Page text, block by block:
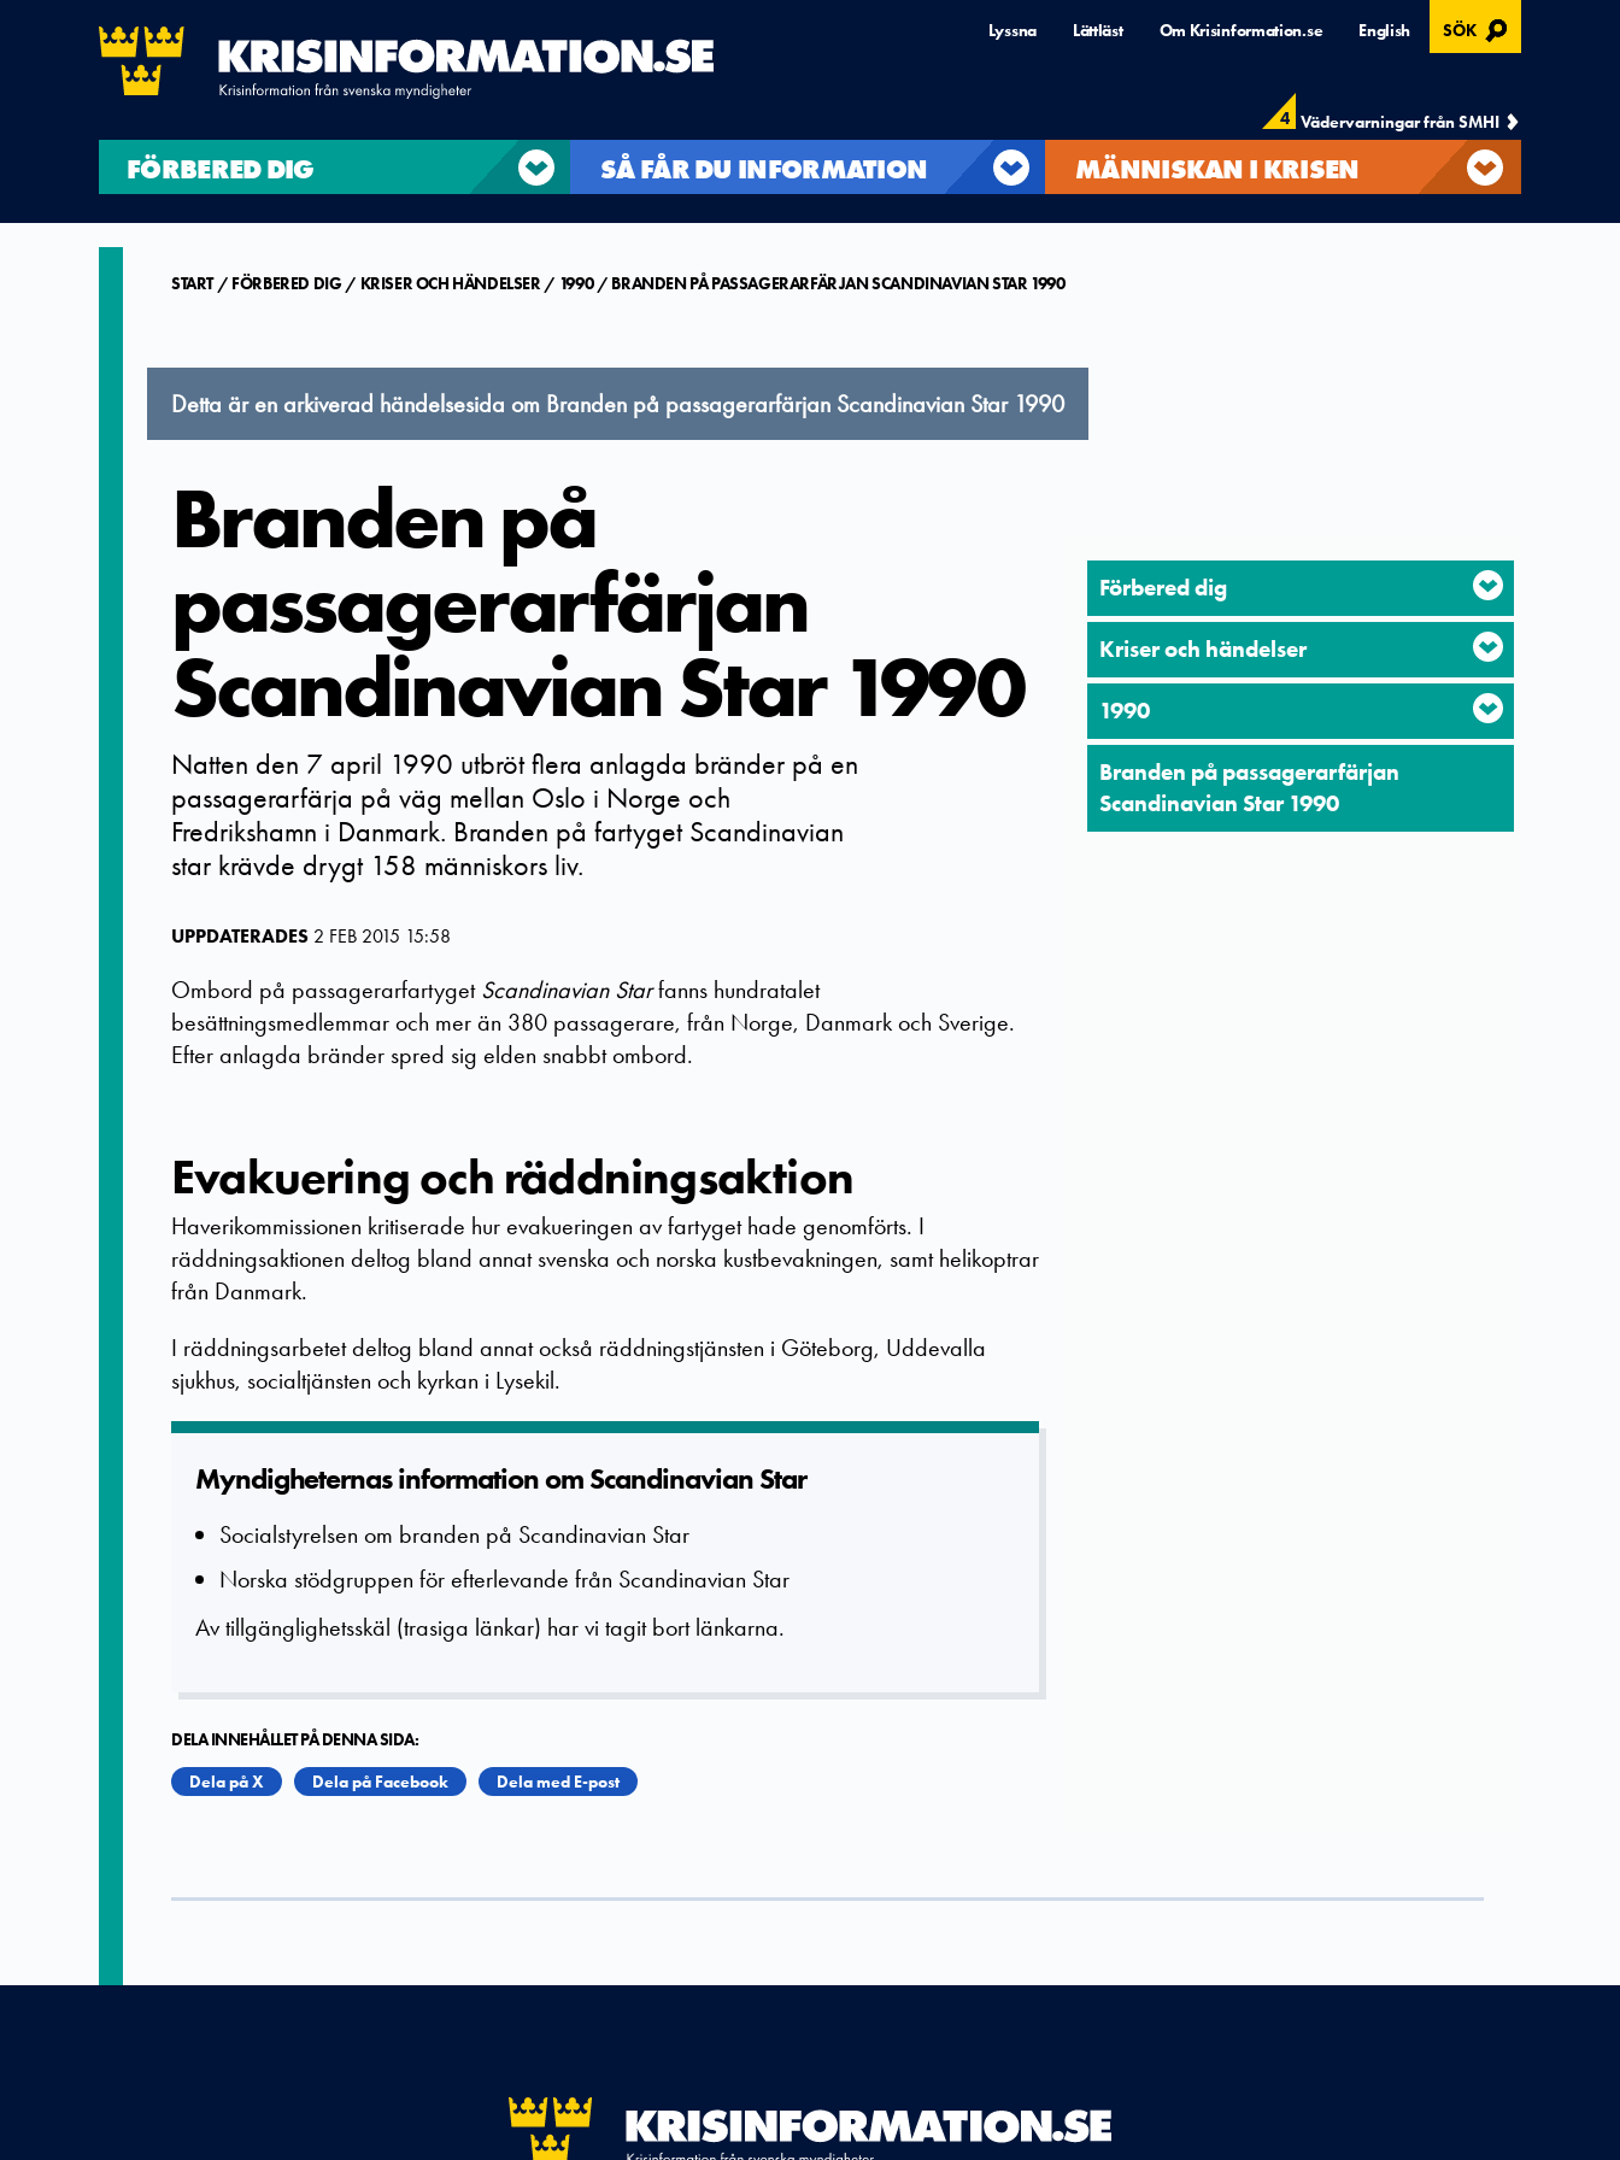
Lyssna Lättläst Om Krisinformation.se English SÖK , ÖPPNAS I MODAL
4 Vädervarningar från SMHI
FÖRBERED DIG SÅ FÅR DU INFORMATION MÄNNISKAN I KRISEN
START FÖRBERED DIG KRISER OCH HÄNDELSER 1990 BRANDEN PÅ PASSAGERARFÄRJAN SCANDINAVIAN STAR 1990
Detta är en arkiverad händelsesida om Branden på passagerarfärjan Scandinavian Star 1990
Branden på
passagerarfärjan
Scandinavian Star 1990
Natten den 7 april 1990 utbröt flera anlagda bränder på en
passagerarfärja på väg mellan Oslo i Norge och
Fredrikshamn i Danmark. Branden på fartyget Scandinavian
star krävde drygt 158 människors liv.
UPPDATERADES 2 FEB 2015 15:58
Ombord på passagerarfartygetScandinavian Starfanns hundratalet
besättningsmedlemmar och mer än 380 passagerare, från Norge, Danmark och Sverige.
Efter anlagda bränder spred sig elden snabbt ombord.
Evakuering och räddningsaktion
Haverikommissionen kritiserade hur evakueringen av fartyget hade genomförts. I
räddningsaktionen deltog bland annat svenska och norska kustbevakningen, samt helikoptrar
från Danmark.
I räddningsarbetet deltog bland annat också räddningstjänsten i Göteborg, Uddevalla
sjukhus, socialtjänsten och kyrkan i Lysekil.
Myndighete­rnas informatio­n om Scandinavi­an Star
Socialstyrelsen om branden på Scandinavian Star
Norska stödgruppen för efterlevande från Scandinavian Star
Av tillgänglighetsskäl (trasiga länkar) har vi tagit bort länkarna.
DELA INNEHÅLLET PÅ DENNA SIDA:
Dela på X
Dela på Facebook Dela med E-post
Förbered dig
Kriser och händelser
1990
Branden på passagerarfärjan
Scandinavian Star 1990